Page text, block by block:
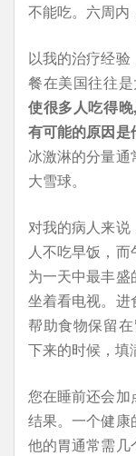
不能吃。六周内
以我的治疗经
餐在美国往往
使很多人吃得
有可能的原因是
冰激淋的分量
大雪球。
对我的病人来说
人不吃早饭，
为一天中最丰
坐着看电视。进
帮助食物保留
下来的时候，填
您在睡前还会加
结果。一个健康
他的胃通常需几